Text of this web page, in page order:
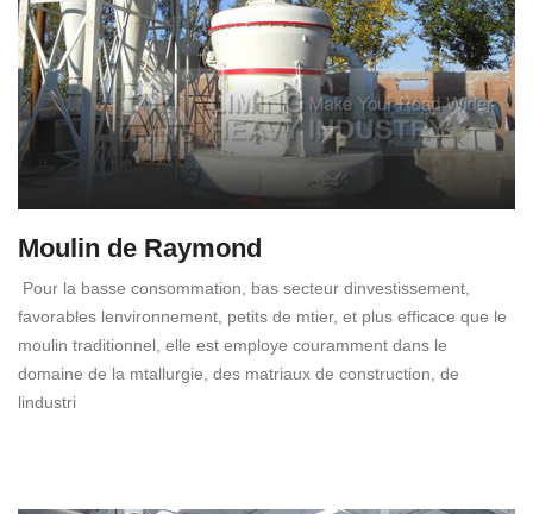
Moulin de Raymond
Pour la basse consommation, bas secteur dinvestissement,
favorables lenvironnement, petits de mtier, et plus efficace que le
moulin traditionnel, elle est employe couramment dans le
domaine de la mtallurgie, des matriaux de construction, de
lindustri